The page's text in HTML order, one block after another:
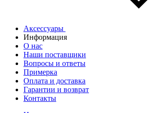
Аксессуары
Информация
О нас
Наши поставщики
Вопросы и ответы
Примерка
Оплата и доставка
Гарантии и возврат
Контакты